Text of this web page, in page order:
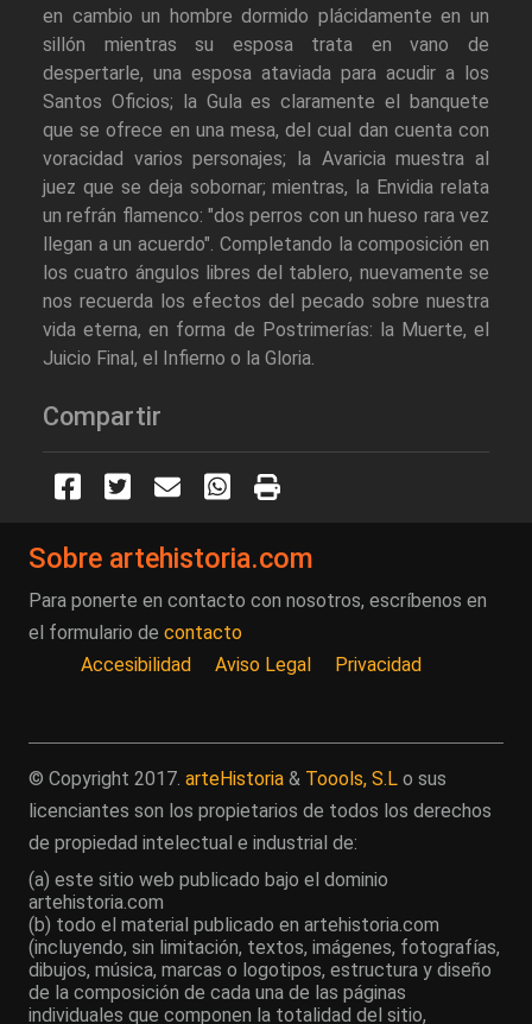
en cambio un hombre dormido plácidamente en un
sillón mientras su esposa trata en vano de
despertarle, una esposa ataviada para acudir a los
Santos Oficios; la Gula es claramente el banquete
que se ofrece en una mesa, del cual dan cuenta con
voracidad varios personajes; la Avaricia muestra al
juez que se deja sobornar; mientras, la Envidia relata
un refrán flamenco: "dos perros con un hueso rara vez
llegan a un acuerdo". Completando la composición en
los cuatro ángulos libres del tablero, nuevamente se
nos recuerda los efectos del pecado sobre nuestra
vida eterna, en forma de Postrimerías: la Muerte, el
Juicio Final, el Infierno o la Gloria.
Compartir
Sobre artehistoria.com
Para ponerte en contacto con nosotros, escríbenos en
el formulario de contacto
Accesibilidad
Aviso Legal Privacidad
© Copyright 2017. arteHistoria & Toools, S.L o sus
licenciantes son los propietarios de todos los derechos
de propiedad intelectual e industrial de:
(a) este sitio web publicado bajo el dominio
artehistoria.com
(b) todo el material publicado en artehistoria.com
(incluyendo, sin limitación, textos, imágenes, fotografías,
dibujos, música, marcas o logotipos, estructura y diseño
de la composición de cada una de las páginas
individuales que componen la totalidad del sitio,